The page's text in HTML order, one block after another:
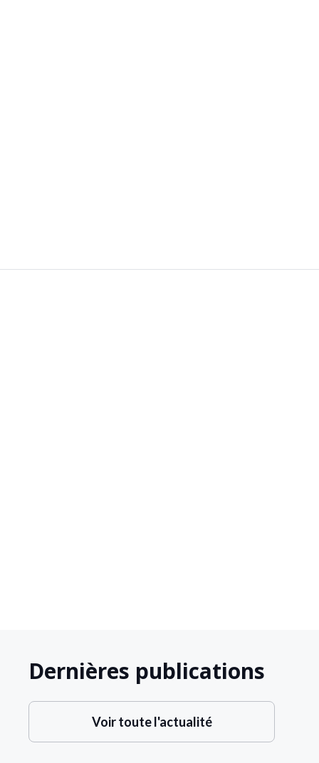
Dernières publications
Voir toute l'actualité